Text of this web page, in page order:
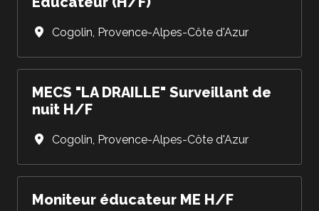
Cogolin, Provence-Alpes-Côte d'Azur
MECS "LA DRAILLE" Surveillant de
nuit H/F
Cogolin, Provence-Alpes-Côte d'Azur
Moniteur éducateur ME H/F